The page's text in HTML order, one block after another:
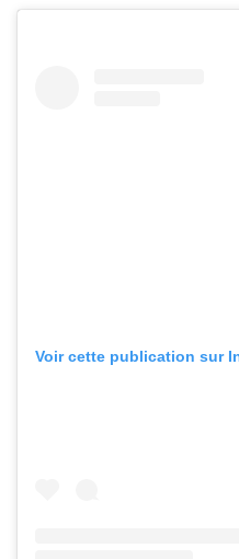
Voir cette publication sur